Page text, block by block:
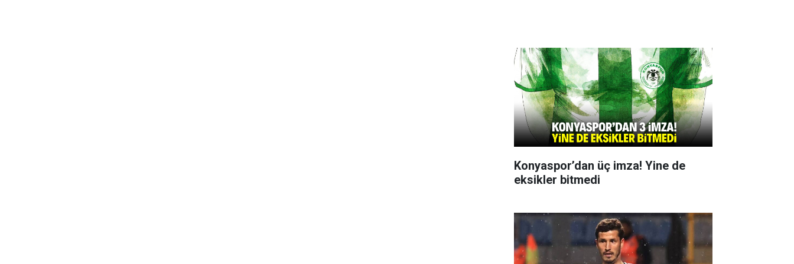
Konyaspor’dan üç imza! Yine de
eksikler bitmedi